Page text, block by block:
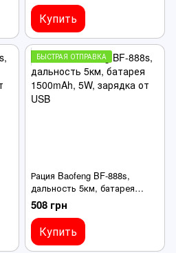
Купить
БЫСТРАЯ ОТПРАВКА
Рация Baofeng BF-888s,
дальность 5км, батарея
1500mAh, 5W, зарядка от
USB
508 грн
Купить